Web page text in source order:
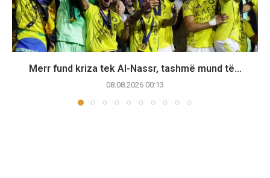
Merr fund kriza tek Al-Nassr, tashmë mund të...
08.08.2026 00:13